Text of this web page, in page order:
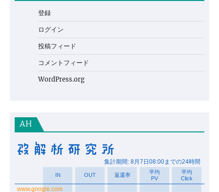
登録
ログイン
投稿フィード
コメントフィード
WordPress.org
AH